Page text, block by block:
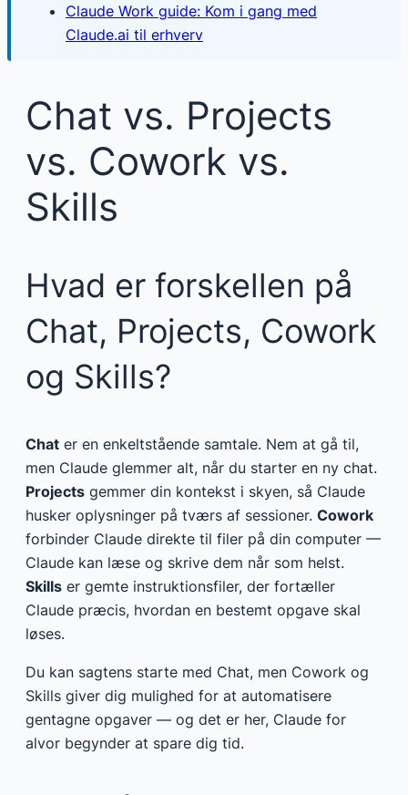
Claude Work guide: Kom i gang med
Claude.ai til erhverv
Chat vs. Projects
vs. Cowork vs.
Skills
Hvad er forskellen på
Chat, Projects, Cowork
og Skills?
Chat er en enkeltstående samtale. Nem at gå til,
men Claude glemmer alt, når du starter en ny chat.
Projects gemmer din kontekst i skyen, så Claude
husker oplysninger på tværs af sessioner. Cowork
forbinder Claude direkte til filer på din computer —
Claude kan læse og skrive dem når som helst.
Skills er gemte instruktionsfiler, der fortæller
Claude præcis, hvordan en bestemt opgave skal
løses.
Du kan sagtens starte med Chat, men Cowork og
Skills giver dig mulighed for at automatisere
gentagne opgaver — og det er her, Claude for
alvor begynder at spare dig tid.